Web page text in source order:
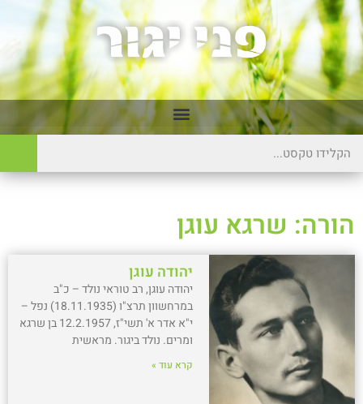
הורה: שרגא עוגן
יהודה עוגן
יהודה עוגן, רב טוראי נולד – כ"ב
במרחשוון תרצ"ו (18.11.1935) נפל –
י"א אדר א' תשי"ז, 12.2.1957 בן שרגא
ומרים. נולד ביגור. מראשית
קרא עוד »